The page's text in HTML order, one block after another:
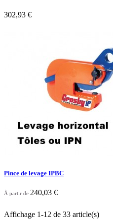
302,93 €
Pince de levage IPBC
À partir de 240,03 €
Affichage 1-12 de 33 article(s)